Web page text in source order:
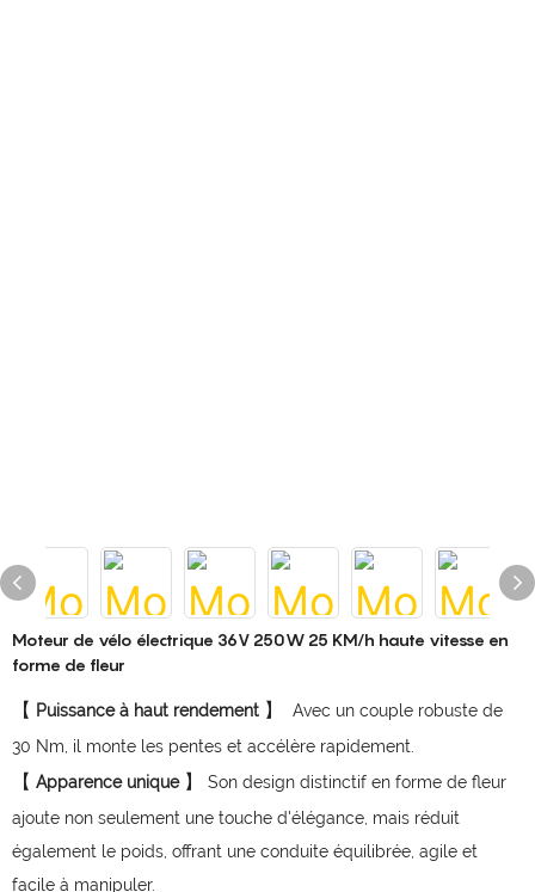
Moteur de vélo électrique 36V 250W 25 KM/h haute vitesse en
forme de fleur
【 Puissance à haut rendement 】
Avec un couple robuste de
30 Nm, il monte les pentes et accélère rapidement.
【 Apparence unique 】 Son design distinctif en forme de fleur
ajoute non seulement une touche d'élégance, mais réduit
également le poids, offrant une conduite équilibrée, agile et
facile à manipuler.